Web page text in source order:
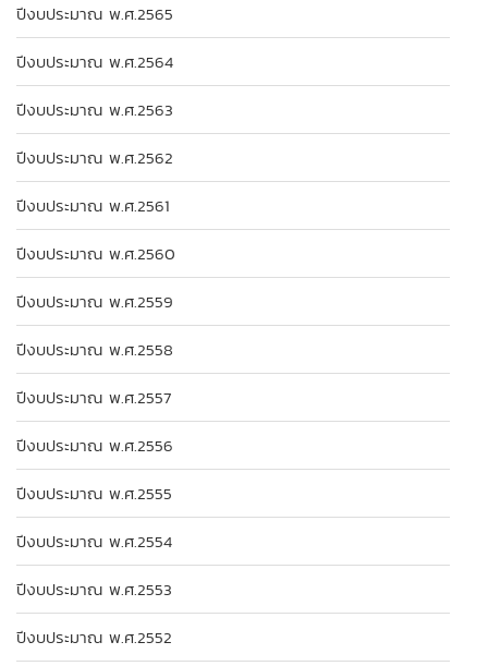
ปีงบประมาณ พ.ศ.2565
ปีงบประมาณ พ.ศ.2564
ปีงบประมาณ พ.ศ.2563
ปีงบประมาณ พ.ศ.2562
ปีงบประมาณ พ.ศ.2561
ปีงบประมาณ พ.ศ.2560
ปีงบประมาณ พ.ศ.2559
ปีงบประมาณ พ.ศ.2558
ปีงบประมาณ พ.ศ.2557
ปีงบประมาณ พ.ศ.2556
ปีงบประมาณ พ.ศ.2555
ปีงบประมาณ พ.ศ.2554
ปีงบประมาณ พ.ศ.2553
ปีงบประมาณ พ.ศ.2552